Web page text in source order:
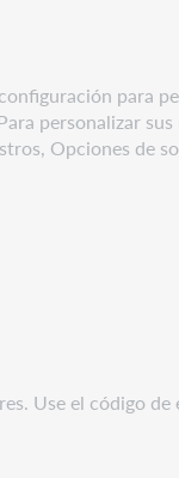
para
personalizar
Opciones de
Use el código